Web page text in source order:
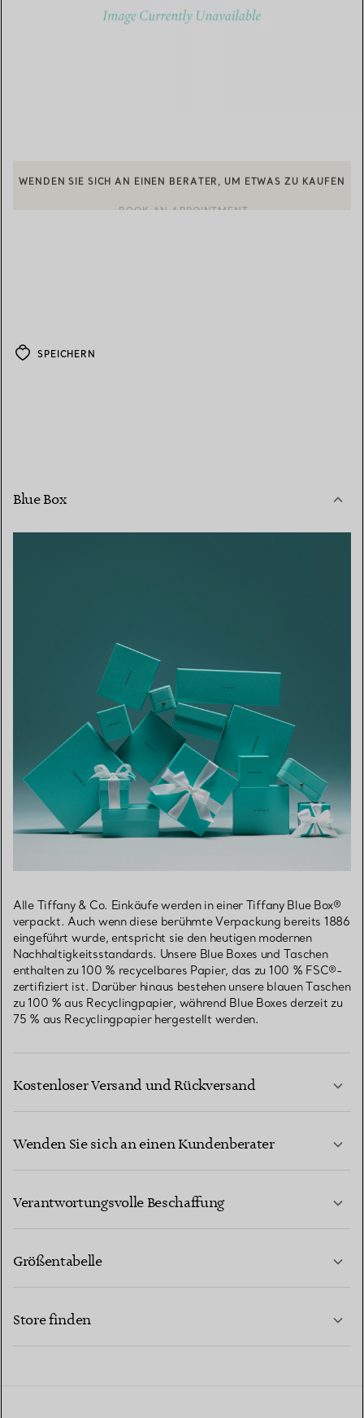
BOOK AN APPOINTMENT
SPEICHERN
Blue Box
Alle Tiffany & Co. Einkäufe werden in einer Tiffany Blue Box®
verpackt. Auch wenn diese berühmte Verpackung bereits 1886
eingeführt wurde, entspricht sie den heutigen modernen
Nachhaltigkeitsstandards. Unsere Blue Boxes und Taschen
enthalten zu 100 % recycelbares Papier, das zu 100 % FSC®-
zertifiziert ist. Darüber hinaus bestehen unsere blauen Taschen
zu 100 % aus Recyclingpapier, während Blue Boxes derzeit zu
75 % aus Recyclingpapier hergestellt werden.
Kostenloser Versand und Rückversand
Wenden Sie sich an einen Kundenberater
Verantwortungsvolle Beschaffung
Größentabelle
Store finden